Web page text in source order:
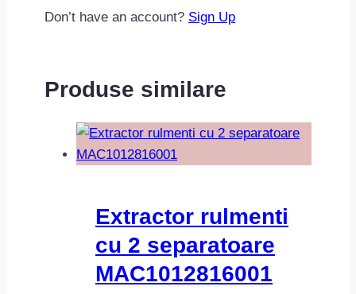
Don’t have an account? Sign Up
Produse similare
Extractor rulmenti
cu 2 separatoare
MAC1012816001